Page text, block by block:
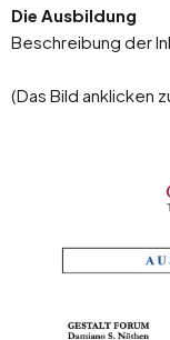
Die Ausbildung
Beschreibung der
(Das Bild anklicken